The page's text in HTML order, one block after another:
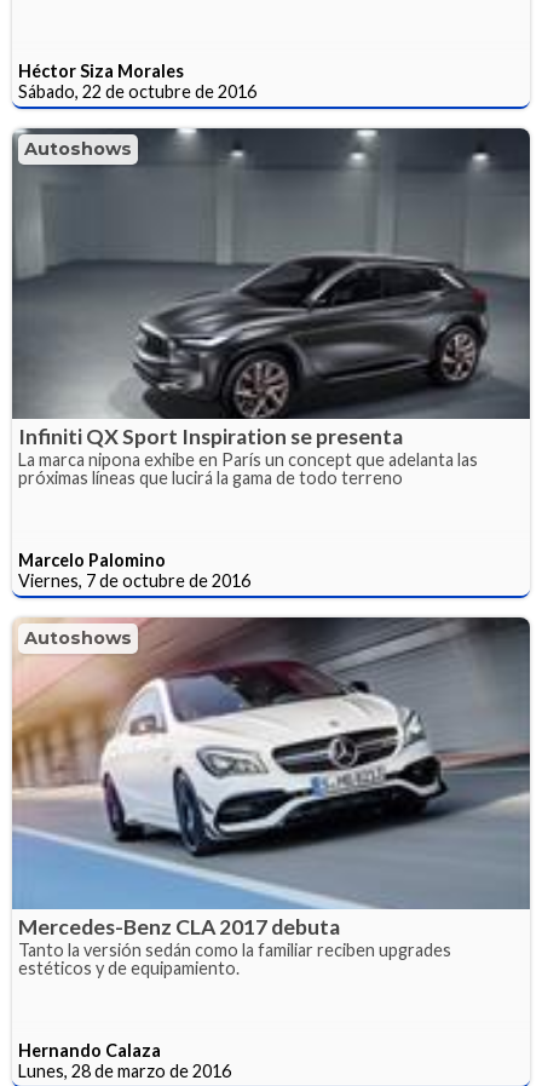
Héctor Siza Morales
Sábado, 22 de octubre de 2016
Autoshows
Infiniti QX Sport Inspiration se presenta
La marca nipona exhibe en París un concept que adelanta las
próximas líneas que lucirá la gama de todo terreno
Marcelo Palomino
Viernes, 7 de octubre de 2016
Autoshows
Mercedes-Benz CLA 2017 debuta
Tanto la versión sedán como la familiar reciben upgrades
estéticos y de equipamiento.
Hernando Calaza
Lunes, 28 de marzo de 2016